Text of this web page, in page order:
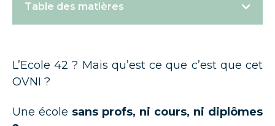
Table des matières
L’Ecole 42 ? Mais qu’est ce que c’est que cet
OVNI ?
Une école sans profs, ni cours, ni diplômes